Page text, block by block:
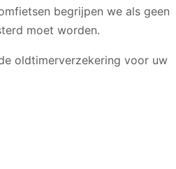
begrijpen we als geen
moet worden.
oldtimerverzekering voor uw